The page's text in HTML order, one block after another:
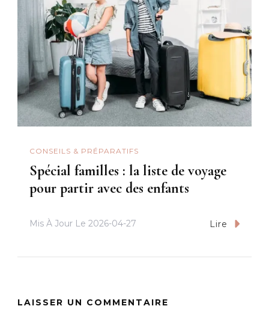
CONSEILS & PRÉPARATIFS
Spécial familles : la liste de voyage
pour partir avec des enfants
Mis À Jour Le 2026-04-27 Lire
LAISSER UN COMMENTAIRE